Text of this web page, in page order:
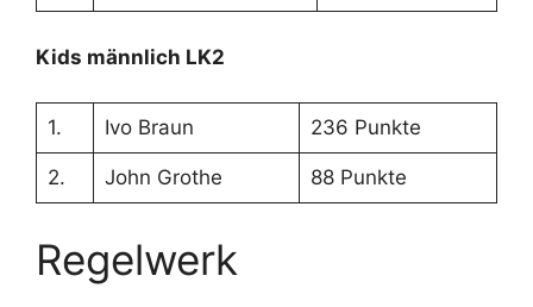
Kids männlich LK2
1. Ivo Braun 236 Punkte
2. John Grothe 88 Punkte
Regelwerk